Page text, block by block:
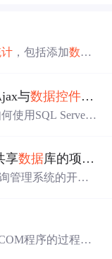
，包括添加数据
法等内容。
与数据控件空间
使用SQL Server
享数据库的项目总结】之篇一：WinForm开发总体概述与技术实现...
管理系统的开发
程序的过程，